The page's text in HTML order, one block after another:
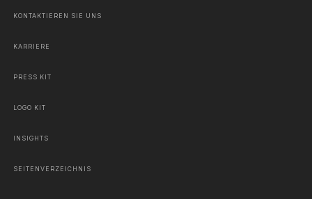
KONTAKTIEREN SIE UNS
KARRIERE
PRESS KIT
LOGO KIT
INSIGHTS
SEITENVERZEICHNIS